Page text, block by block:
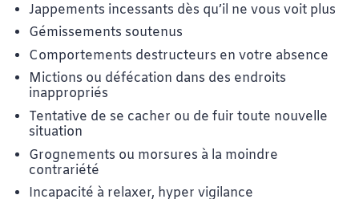
Jappements incessants dès qu’il ne vous voit plus
Gémissements soutenus
Comportements destructeurs en votre absence
Mictions ou défécation dans des endroits
inappropriés
Tentative de se cacher ou de fuir toute nouvelle
situation
Grognements ou morsures à la moindre
contrariété
Incapacité à relaxer, hyper vigilance